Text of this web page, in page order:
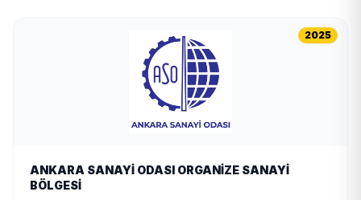
2025
ANKARA SANAYİ ODASI ORGANİZE SANAYİ
BÖLGESİ